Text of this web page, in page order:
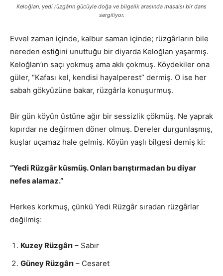
Keloğlan, yedi rüzgârın gücüyle doğa ve bilgelik arasında masalsı bir dans
sergiliyor.
Evvel zaman içinde, kalbur saman içinde; rüzgârların bile
nereden estiğini unuttuğu bir diyarda Keloğlan yaşarmış.
Keloğlan’ın saçı yokmuş ama aklı çokmuş. Köydekiler ona
güler, “Kafası kel, kendisi hayalperest” dermiş. O ise her
sabah gökyüzüne bakar, rüzgârla konuşurmuş.
Bir gün köyün üstüne ağır bir sessizlik çökmüş. Ne yaprak
kıpırdar ne değirmen döner olmuş. Dereler durgunlaşmış,
kuşlar uçamaz hale gelmiş. Köyün yaşlı bilgesi demiş ki:
“Yedi Rüzgâr küsmüş. Onları barıştırmadan bu diyar
nefes alamaz.”
Herkes korkmuş, çünkü Yedi Rüzgâr sıradan rüzgârlar
değilmiş:
Kuzey Rüzgârı – Sabır
Güney Rüzgârı – Cesaret